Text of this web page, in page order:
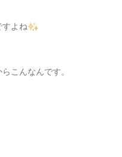
すよね
こんなんです。